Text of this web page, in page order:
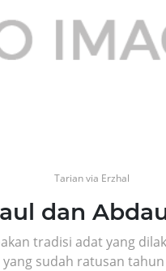
Tarian via Erzhal
dan
tradisi adat yang
sudah ratusan